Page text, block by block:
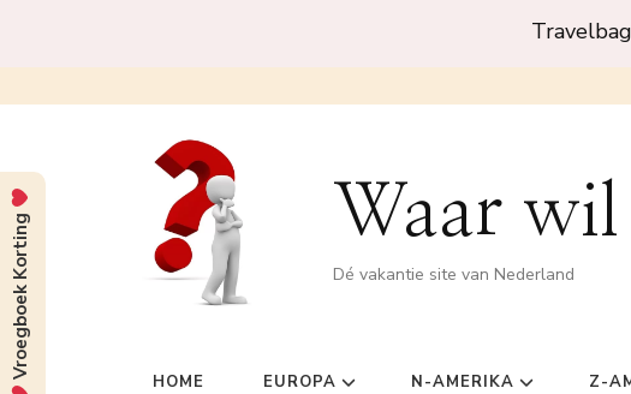
Waar wil
Dé vakantie site van Nederland
HOME EUROPA N-AMERIKA Z-
Vroegboek Korting